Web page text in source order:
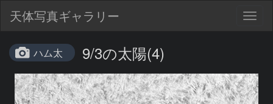
天体写真ギャラリー
ハム太 9/3の太陽(4)